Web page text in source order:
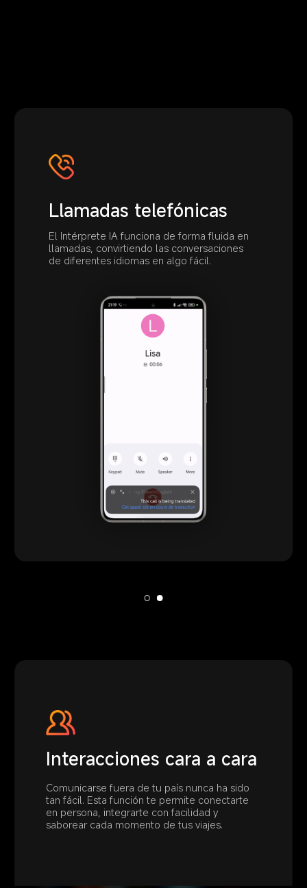
Llamadas telefónicas
El Intérprete IA funciona de forma fluida en
llamadas, convirtiendo las conversaciones
de diferentes idiomas en algo fácil.
Llamadas telefónicas
El Intérprete IA funciona de forma fluida en
llamadas, convirtiendo las conversaciones
de diferentes idiomas en algo fácil.
Interacciones cara a cara
Comunicarse fuera de tu país nunca ha sido
tan fácil. Esta función te permite conectarte
en persona, integrarte con facilidad y
saborear cada momento de tus viajes.
Interacciones cara a cara
Comunicarse fuera de tu país nunca ha sido
tan fácil. Esta función te permite conectarte
en persona, integrarte con facilidad y
saborear cada momento de tus viajes.